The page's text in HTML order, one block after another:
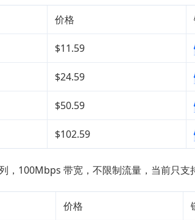
价格
$11.59
$24.59
$50.59
$102.59
，100Mbps 带宽，不限制流量，当前只支
价格